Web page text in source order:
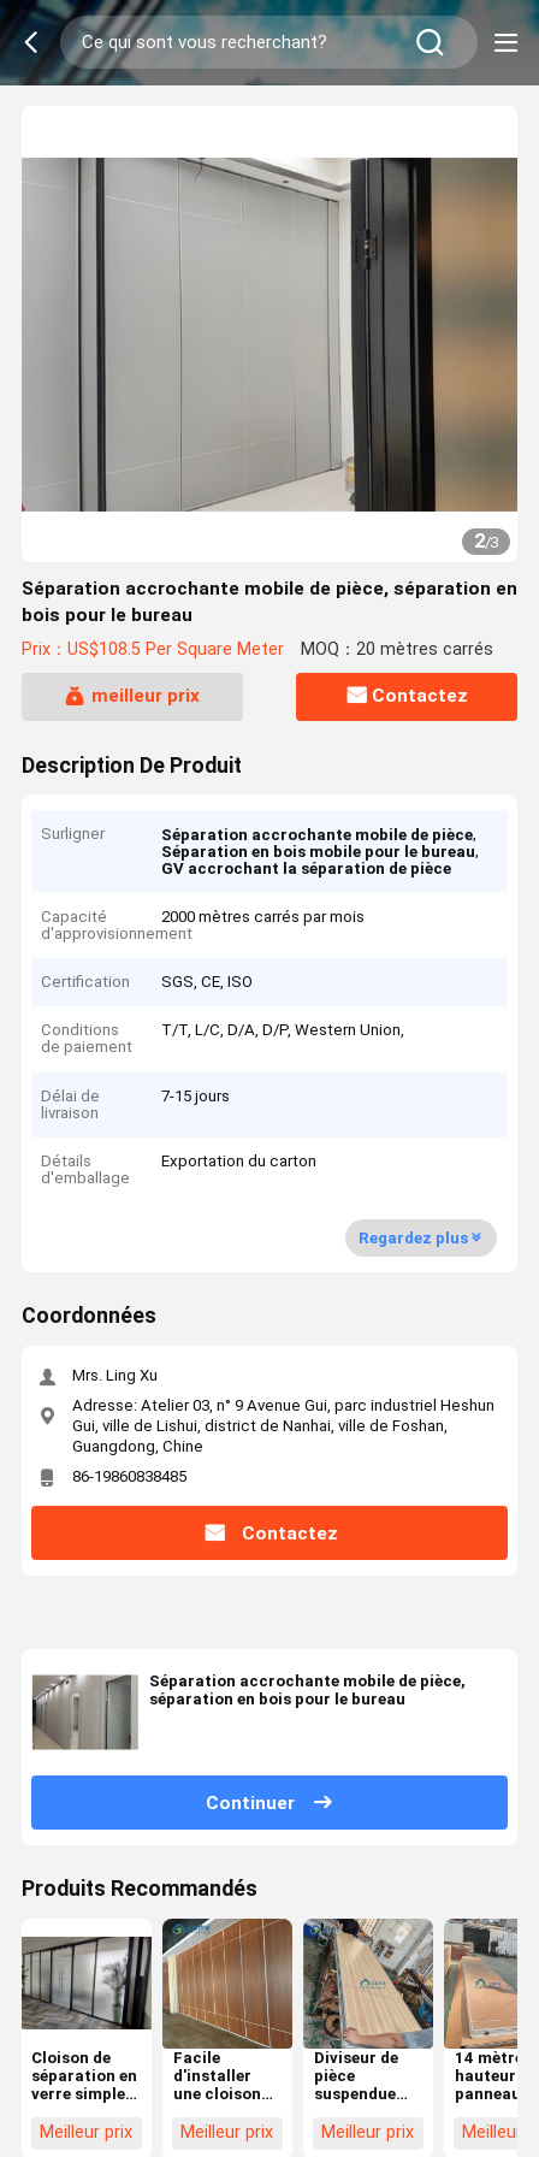
2/3
Séparation accrochante mobile de pièce, séparation en
bois pour le bureau
Prix：US$108.5 Per Square Meter MOQ：20 mètres carrés
meilleur prix Contactez
Description De Produit
Surligner Séparation accrochante mobile de pièce,
Séparation en bois mobile pour le bureau,
GV accrochant la séparation de pièce
Capacité
d'approvisionnement
2000 mètres carrés par mois
Certification SGS, CE, ISO
Conditions
de paiement
T/T, L/C, D/A, D/P, Western Union,
Délai de
livraison
7-15 jours
Détails
d'emballage
Exportation du carton
Regardez plus
Coordonnées
Mrs. Ling Xu
Adresse: Atelier 03, n° 9 Avenue Gui, parc industriel Heshun
Gui, ville de Lishui, district de Nanhai, ville de Foshan,
Guangdong, Chine
86-19860838485
Contactez
Séparation accrochante mobile de pièce,
séparation en bois pour le bureau
Continuer
Produits Recommandés
Cloison de
séparation en
verre simple
aluminium de
Meilleur prix
Facile
d'installer
une cloison
porte à poche
Meilleur prix
Diviseur de
pièce
suspendue
de bureau
Meilleur prix
14 mètres
hauteur
panneau
suspendue
Meilleur